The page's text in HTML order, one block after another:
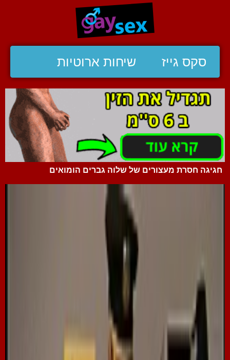
סקס גייז שיחות ארוטיות
חגיגה חסרת מעצורים של שלוה גברים הומואים